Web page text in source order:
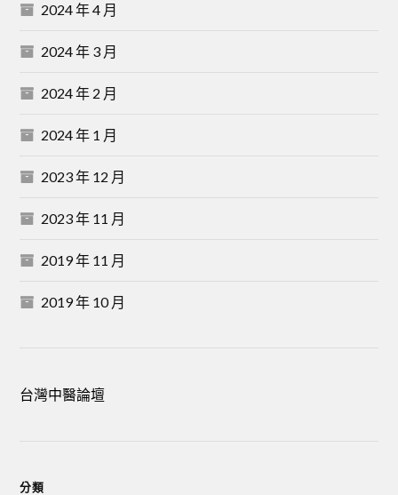
2024 年 4 月
2024 年 3 月
2024 年 2 月
2024 年 1 月
2023 年 12 月
2023 年 11 月
2019 年 11 月
2019 年 10 月
台灣中醫論壇
分類